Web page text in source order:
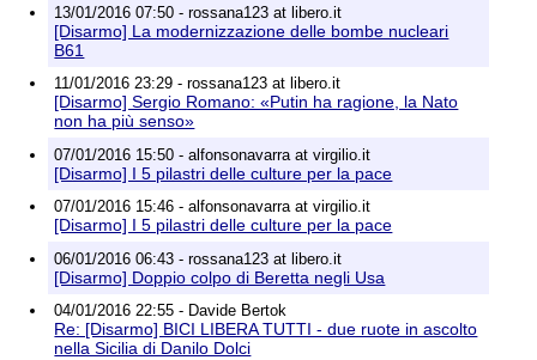
13/01/2016 07:50 - rossana123 at libero.it
[Disarmo] La modernizzazione delle bombe nucleari
B61
11/01/2016 23:29 - rossana123 at libero.it
[Disarmo] Sergio Romano: «Putin ha ragione, la Nato
non ha più senso»
07/01/2016 15:50 - alfonsonavarra at virgilio.it
[Disarmo] I 5 pilastri delle culture per la pace
07/01/2016 15:46 - alfonsonavarra at virgilio.it
[Disarmo] I 5 pilastri delle culture per la pace
06/01/2016 06:43 - rossana123 at libero.it
[Disarmo] Doppio colpo di Beretta negli Usa
04/01/2016 22:55 - Davide Bertok
Re: [Disarmo] BICI LIBERA TUTTI - due ruote in ascolto
nella Sicilia di Danilo Dolci